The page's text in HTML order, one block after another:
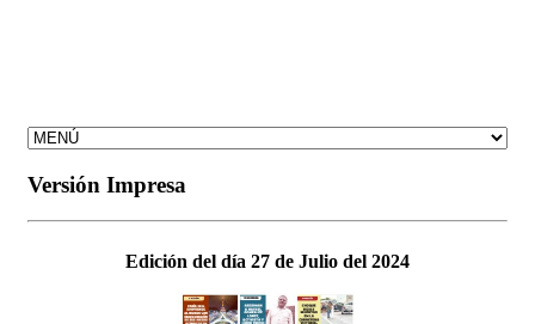
Versión Impresa
Edición del día 27 de Julio del 2024